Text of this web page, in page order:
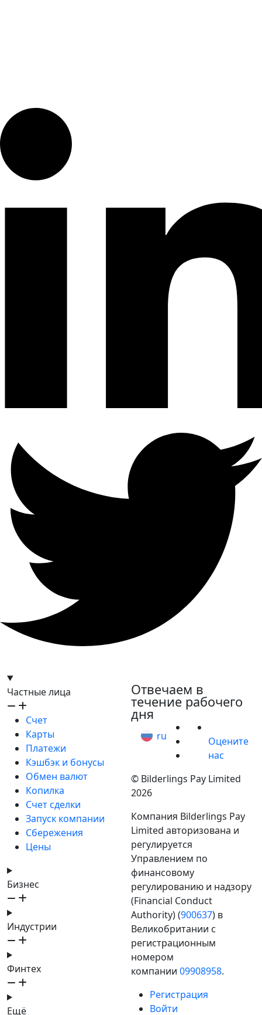
Частные лица
Счет
Карты
Платежи
Кэшбэк и бонусы
Обмен валют
Копилка
Счет сделки
Запуск компании
Сбережения
Цены
Бизнес
Индустрии
Финтех
Ещё
Отвечаем в
течение рабочего
дня
ru
Оцените
нас
© Bilderlings Pay Limited
2026
Компания Bilderlings Pay
Limited авторизована и
регулируется
Управлением по
финансовому
регулированию и надзору
(Financial Conduct
Authority) (900637) в
Великобритании с
регистрационным
номером
компании 09908958.
Регистрация
Войти